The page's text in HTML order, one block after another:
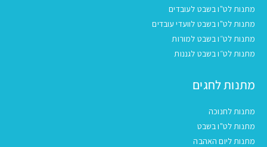
מתנות לט"ו בשבט לעובדים
מתנות לט"ו בשבט לוועדי עובדים
מתנות לט״ו בשבט למורות
מתנות לט״ו בשבט לגננות
מתנות לחגים
מתנות לחנוכה
מתנות לט"ו בשבט
מתנות ליום האהבה